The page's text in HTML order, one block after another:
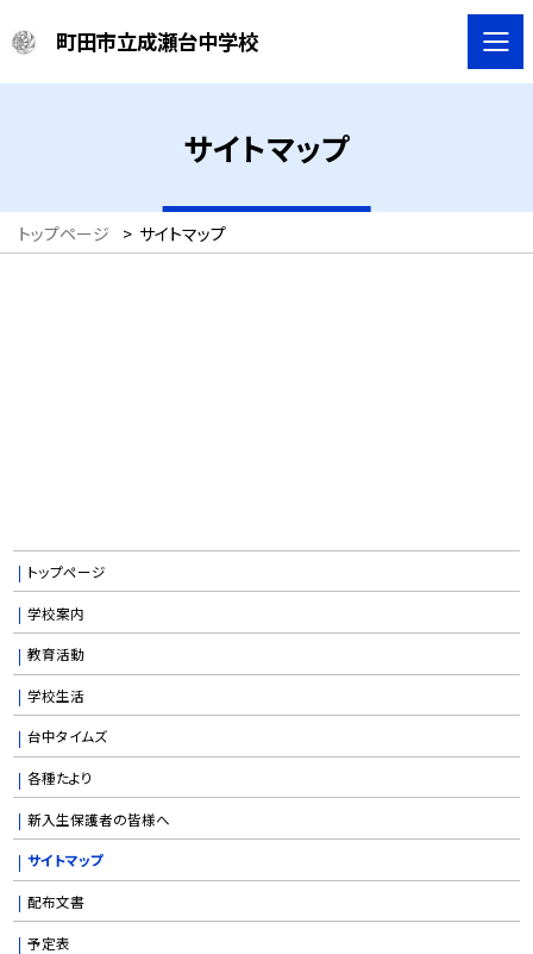
町田市立成瀬台中学校
サイトマップ
トップページ > サイトマップ
トップページ
学校案内
教育活動
学校生活
台中タイムズ
各種たより
新入生保護者の皆様へ
サイトマップ
配布文書
予定表